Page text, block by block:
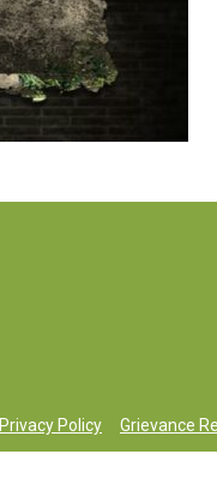
Privacy Policy Grievance